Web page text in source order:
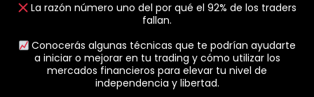
La razón número uno del por qué el 92% de los traders
fallan.
Conocerás algunas técnicas que te podrían ayudarte
a iniciar o mejorar en tu trading y cómo utilizar los
mercados financieros para elevar tu nivel de
independencia y libertad.